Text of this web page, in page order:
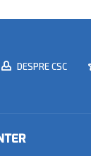
DESPRE CSC